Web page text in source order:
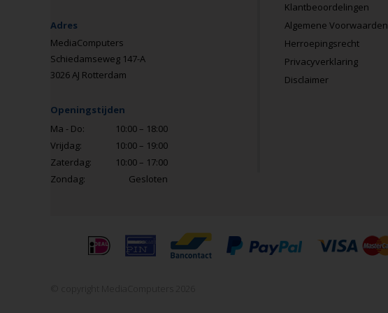
Adres
MediaComputers
Schiedamseweg 147-A
3026 AJ Rotterdam
Openingstijden
Ma - Do:
10:00 – 18:00
Vrijdag:
10:00 – 19:00
Zaterdag:
10:00 – 17:00
Zondag:
Gesloten
Klantbeoordelingen
Algemene Voorwaarden
Herroepingsrecht
Privacyverklaring
Disclaimer